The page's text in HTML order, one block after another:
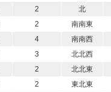
2 北
2 南南東
4 南南西
3 北北西
2 北北東
2 東北東